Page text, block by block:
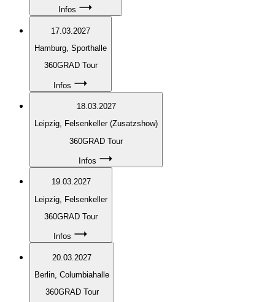
Infos
17.03.2027
Hamburg, Sporthalle
360GRAD Tour
Infos
18.03.2027
Leipzig, Felsenkeller (Zusatzshow)
360GRAD Tour
Infos
19.03.2027
Leipzig , Felsenkeller
360GRAD Tour
Infos
20.03.2027
Berlin , Columbiahalle
360GRAD Tour